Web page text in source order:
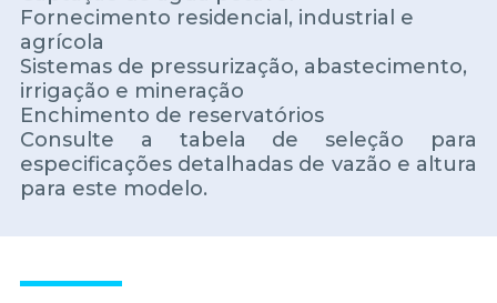
Fornecimento residencial, industrial e
agrícola
Sistemas de pressurização, abastecimento,
irrigação e mineração
Enchimento de reservatórios
Consulte a tabela de seleção para
especificações detalhadas de vazão e altura
para este modelo.